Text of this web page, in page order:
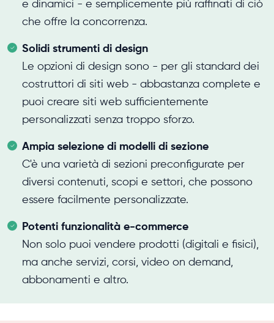
e dinamici - e semplicemente più raffinati di ciò
che offre la concorrenza.
Solidi strumenti di design
Le opzioni di design sono - per gli standard dei
costruttori di siti web - abbastanza complete e
puoi creare siti web sufficientemente
personalizzati senza troppo sforzo.
Ampia selezione di modelli di sezione
C'è una varietà di sezioni preconfigurate per
diversi contenuti, scopi e settori, che possono
essere facilmente personalizzate.
Potenti funzionalità e-commerce
Non solo puoi vendere prodotti (digitali e fisici),
ma anche servizi, corsi, video on demand,
abbonamenti e altro.